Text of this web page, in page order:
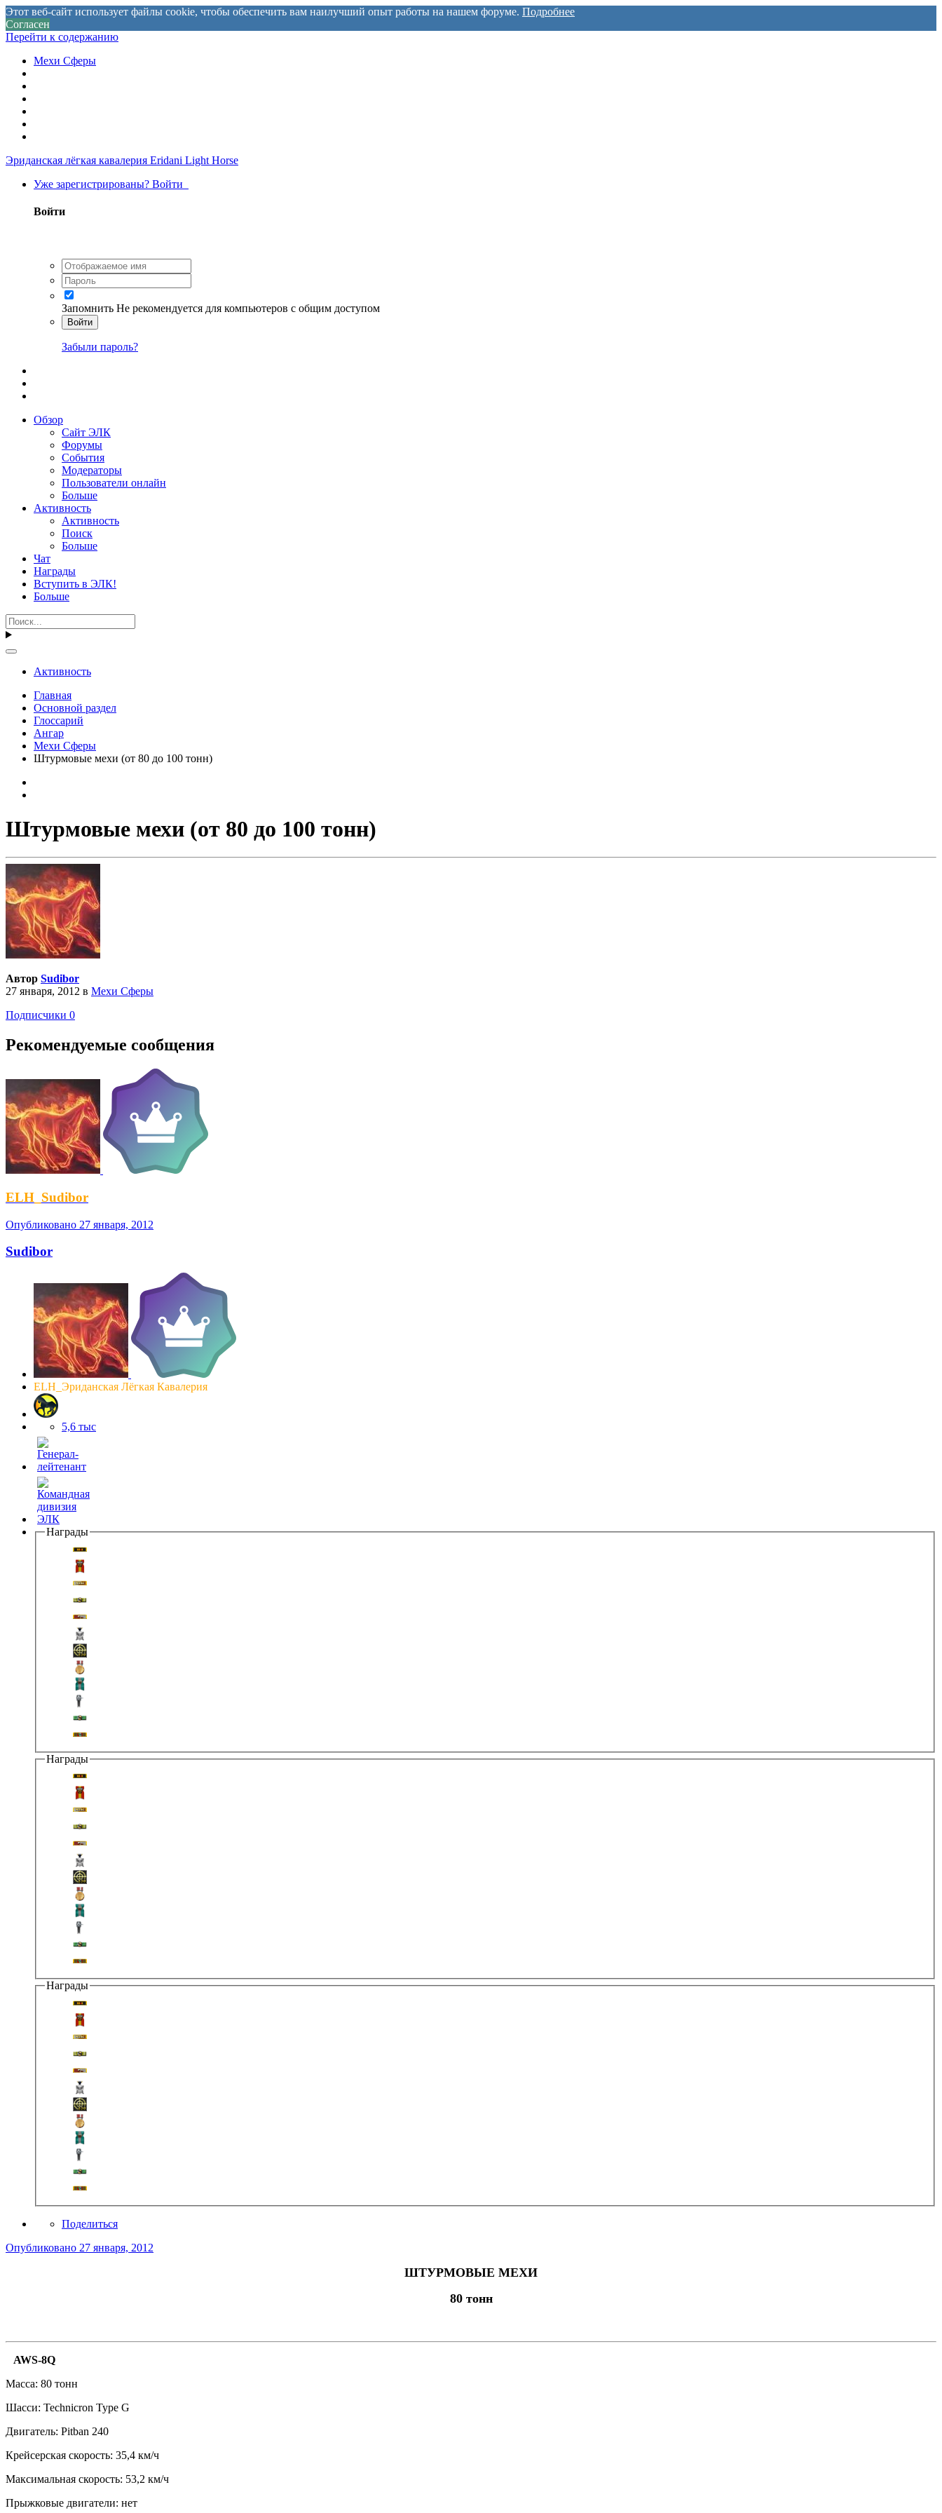
Этот веб-сайт использует файлы cookie, чтобы обеспечить вам наилучший опыт работы на нашем форуме. Подробнее
Согласен
Перейти к содержанию
Мехи Сферы
Эриданская лёгкая кавалерия Eridani Light Horse
Уже зарегистрированы? Войти
Войти
Запомнить Не рекомендуется для компьютеров с общим доступом
Войти
Забыли пароль?
Обзор
Сайт ЭЛК
Форумы
События
Модераторы
Пользователи онлайн
Больше
Активность
Активность
Поиск
Больше
Чат
Награды
Вступить в ЭЛК!
Больше
Активность
Главная
Основной раздел
Глоссарий
Ангар
Мехи Сферы
Штурмовые мехи (от 80 до 100 тонн)
Штурмовые мехи (от 80 до 100 тонн)
Автор Sudibor
27 января, 2012 в Мехи Сферы
Подписчики 0
Рекомендуемые сообщения
ELH_Sudibor
Опубликовано 27 января, 2012
Sudibor
ELH_Эриданская Лёгкая Кавалерия
5,6 тыс
Награды
Награды
Награды
Поделиться
Опубликовано 27 января, 2012
ШТУРМОВЫЕ МЕХИ
80 тонн
AWS-8Q
Масса: 80 тонн
Шасси: Technicron Type G
Двигатель: Pitban 240
Крейсерская скорость: 35,4 км/ч
Максимальная скорость: 53,2 км/ч
Прыжковые двигатели: нет